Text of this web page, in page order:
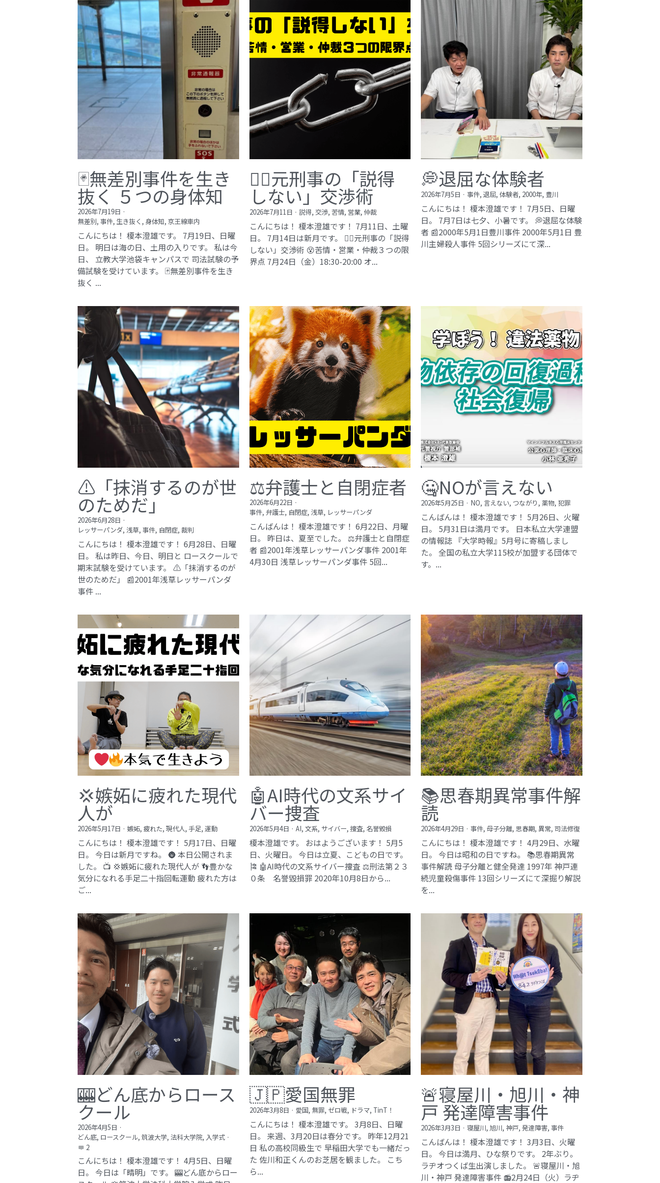
🃏無差別事件を生き
抜く ５つの身体知
2026年7月19日 ·
無差別, 事件, 生き抜く, 身体知, 京王線車内
こんにちは！ 榎本澄雄です。 7月19日、日曜
日。 明日は海の日、土用の入りです。 私は今
日、 立教大学池袋キャンパスで 司法試験の予
備試験を受けています。 🃏無差別事件を生き
抜く ...
🙅‍♂️元刑事の「説得
しない」交渉術
2026年7月11日 · 説得, 交渉, 苦情, 営業, 仲裁
こんにちは！ 榎本澄雄です！ 7月11日、土曜
日。 7月14日は新月です。 🙅‍♂️元刑事の「説得
しない」交渉術 😵苦情・営業・仲裁３つの限
界点 7月24日（金）18:30-20:00 オ...
💭退屈な体験者
2026年7月5日 · 事件, 退屈, 体験者, 2000年, 豊川
こんにちは！ 榎本澄雄です！ 7月5日、日曜
日。 7月7日は七夕、小暑です。 💭退屈な体験
者 📰2000年5月1日豊川事件​ 2000年5月1日 豊
川主婦殺人事件 5回シリーズにて深...
⚠️「抹消するのが世
のためだ」​
2026年6月28日 ·
レッサーパンダ, 浅草, 事件, 自閉症, 裁判
こんにちは！ 榎本澄雄です！ 6月28日、日曜
日。 私は昨日、今日、明日と ロースクールで
期末試験を受けています。 ⚠️「抹消するのが
世のためだ」 📰2001年浅草レッサーパンダ
事件​ ...
⚖️弁護士と自閉症者
2026年6月22日 ·
事件, 弁護士, 自閉症, 浅草, レッサーパンダ
こんばんは！ 榎本澄雄です！ 6月22日、月曜
日。 昨日は、夏至でした。 ⚖️弁護士と自閉症
者 📰2001年浅草レッサーパンダ事件​ 2001年
4月30日 浅草レッサーパンダ事件 5回...
🤐NOが言えない
2026年5月25日 · NO, 言えない, つながり, 薬物, 犯罪
こんばんは！ 榎本澄雄です！ 5月26日、火曜
日。 5月31日は満月です。 日本私立大学連盟
の情報誌 『大学時報』5月号に寄稿しまし
た。 全国の私立大学115校が加盟する団体で
す。...
💢嫉妬に疲れた現代
人が
2026年5月17日 ·嫉妬, 疲れた, 現代人, 手足, 運動
こんにちは！ 榎本澄雄です！ 5月17日、日曜
日。 今日は新月ですね。 🌚 本日公開されま
した。 📺 💢嫉妬に疲れた現代人が 👣豊かな
気分になれる手足二十指回転運動 疲れた方は
ご...
🤖AI時代の文系サイ
バー捜査
2026年5月4日 · AI, 文系, サイバー, 捜査, 名誉毀損
榎本澄雄です。 おはようございます！ 5月5
日、火曜日。 今日は立夏、こどもの日です。
🎏 🤖AI時代の文系サイバー捜査 ⚖️刑法第２３
０条 名誉毀損罪​ 2020年10月8日から...
📚思春期異常事件解
読
2026年4月29日 · 事件, 母子分離, 思春期, 異常, 司法修復
こんにちは！ 榎本澄雄です！ 4月29日、水曜
日。 今日は昭和の日ですね。 📚思春期異常
事件解読 母子分離と健全発達 1997年 神戸連
続児童殺傷事件 13回シリーズにて深掘り解説
を...
🎰どん底からロース
クール
2026年4月5日 ·
どん底, ロースクール, 筑波大学, 法科大学院, 入学式 ·
2
こんにちは！ 榎本澄雄です！ 4月5日、日曜
日。 今日は「晴明」です。 🎰どん底からロー
🇯🇵愛国無罪
2026年3月8日 · 愛国, 無罪, ゼロ戦, ドラマ, TinT！
こんにちは！ 榎本澄雄です。 3月8日、日曜
日。 来週、3月20日は春分です。 昨年12月21
日 私の高校同級生で 早稲田大学でも一緒だっ
た 佐川和正くんのお芝居を観ました。 こち
ら...
🚨寝屋川・旭川・神
戸 発達障害事件
2026年3月3日 · 寝屋川, 旭川, 神戸, 発達障害, 事件
こんばんは！ 榎本澄雄です！ 3月3日、火曜
日。 今日は満月、ひな祭りです。 2年ぶり。
ラヂオつくば生出演しました。 🚨寝屋川・旭
川・神戸 発達障害事件 📻2月24日（火）ラヂ